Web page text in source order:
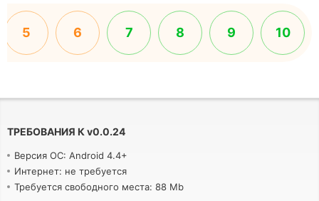
5 6 7 8 9 10
ТРЕБОВАНИЯ К v0.0.24
Версия ОС: Android 4.4+
Интернет: не требуется
Требуется свободного места: 88 Mb